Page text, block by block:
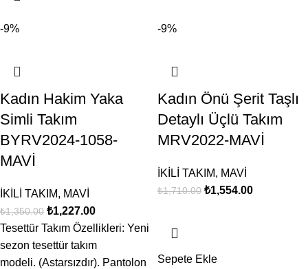
-9%
Kadın Hakim Yaka
Simli Takım
BYRV2024-1058-
MAVİ
İKİLİ TAKIM, MAVİ
₺1,350.00 ₺1,227.00
Tesettür Takım Özellikleri: Yeni
sezon tesettür takım
modeli. (Astarsızdır). Pantolon
-9%
Kadın Önü Şerit Taşlı
Detaylı Üçlü Takım
MRV2022-MAVİ
İKİLİ TAKIM, MAVİ
₺1,710.00 ₺1,554.00
Sepete Ekle